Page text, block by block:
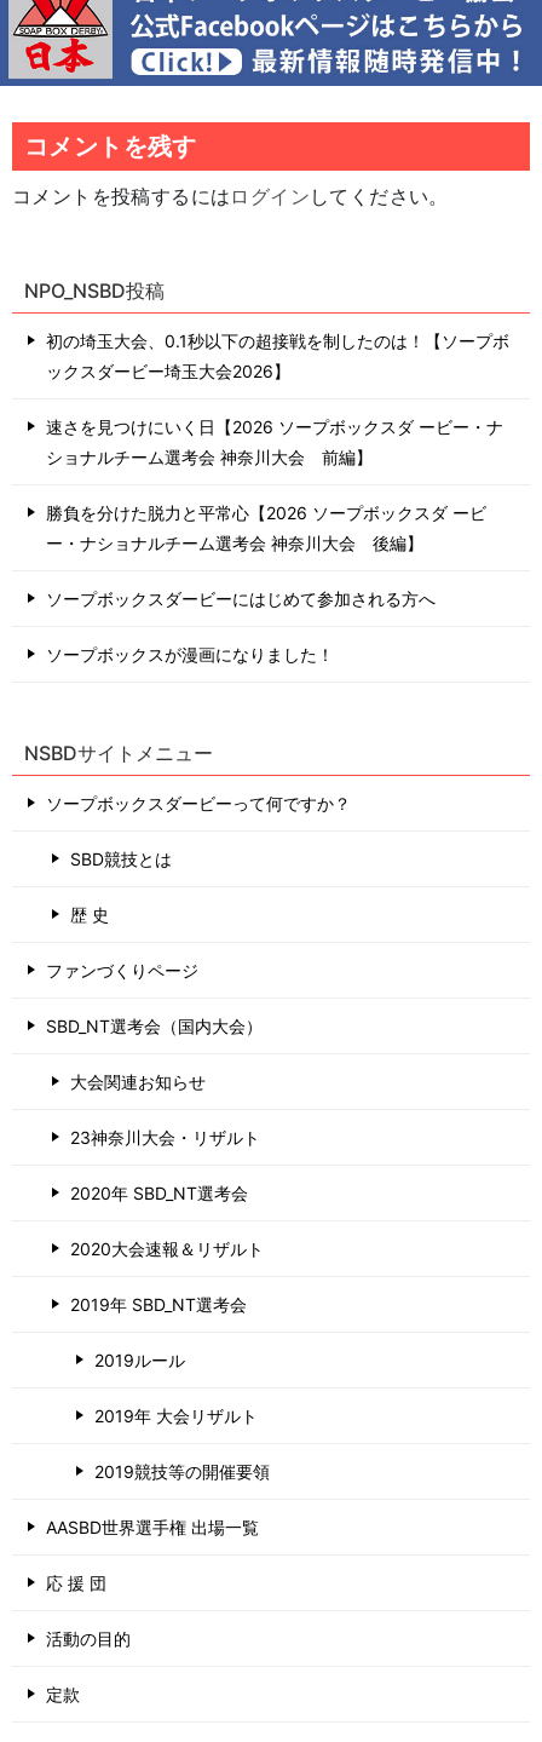
ゲ
ー
シ
ョ
コメントを残す
コメントを投稿するには ログイン してください。
NPO_NSBD投稿
初の埼玉大会、0.1秒以下の超接戦を制したのは！【ソープボ
ックスダービー埼玉大会2026】
速さを見つけにいく日【2026 ソープボックスダ ービー・ナ
ショナルチーム選考会 神奈川⼤会 前編】
勝負を分けた脱力と平常心【2026 ソープボックスダ ービ
ー・ナショナルチーム選考会 神奈川⼤会 後編】
ソープボックスダービーにはじめて参加される方へ
ソープボックスが漫画になりました！
NSBDサイトメニュー
ソープボックスダービーって何ですか？
SBD競技とは
歴 史
ファンづくりページ
SBD_NT選考会（国内大会）
大会関連お知らせ
23神奈川大会・リザルト
2020年 SBD_NT選考会
2020大会速報＆リザルト
2019年 SBD_NT選考会
2019ルール
2019年 大会リザルト
2019競技等の開催要領
AASBD世界選手権 出場一覧
応 援 団
活動の目的
定款